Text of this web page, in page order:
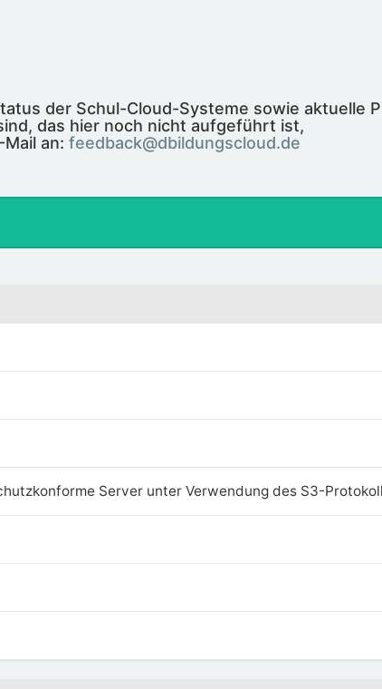
der Schul-Cloud-Systeme sowie aktuelle
das hier noch nicht aufgeführt ist,
an: feedback@dbildungscloud.de
Server unter Verwendung des S3-